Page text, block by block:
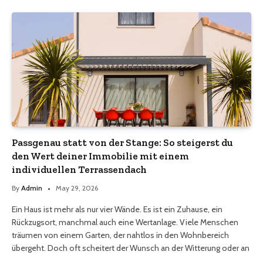
Passgenau statt von der Stange: So steigerst du
den Wert deiner Immobilie mit einem
individuellen Terrassendach
By Admin May 29, 2026
Ein Haus ist mehr als nur vier Wände. Es ist ein Zuhause, ein
Rückzugsort, manchmal auch eine Wertanlage. Viele Menschen
träumen von einem Garten, der nahtlos in den Wohnbereich
übergeht. Doch oft scheitert der Wunsch an der Witterung oder an